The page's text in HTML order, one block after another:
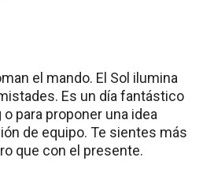
el mando. El Sol ilumina
Es un día fantástico
para proponer una idea
de equipo. Te sientes más
que con el presente.